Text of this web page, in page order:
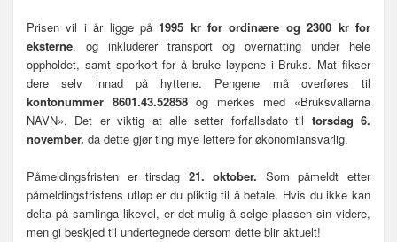
Prisen vil i år ligge på1995 kr for ordinære og 2300 kr for
eksterne, og inkluderer transport og overnatting under hele
oppholdet, samt sporkort for å bruke løypene i Bruks. Mat fikser
dere selv innad på hyttene. Pengene må overføres til
kontonummer 8601.43.52858og merkes med «Bruksvallarna
NAVN». Det er viktig at alle setter forfallsdato til torsdag 6.
november, da dette gjør ting mye lettere for økonomiansvarlig.
Påmeldingsfristen er tirsdag 21. oktober. Som påmeldt etter
påmeldingsfristens utløp er du pliktig til å betale. Hvis du ikke kan
delta på samlinga likevel, er det mulig å selge plassen sin videre,
men gi beskjed til undertegnede dersom dette blir aktuelt!